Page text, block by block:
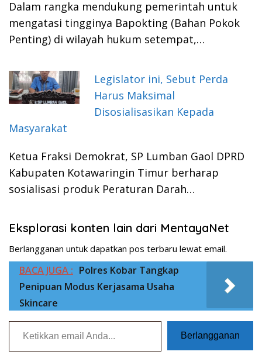
Dalam rangka mendukung pemerintah untuk
mengatasi tingginya Bapokting (Bahan Pokok
Penting) di wilayah hukum setempat,…
Legislator ini, Sebut Perda
Harus Maksimal
Disosialisasikan Kepada
Masyarakat
Ketua Fraksi Demokrat, SP Lumban Gaol DPRD
Kabupaten Kotawaringin Timur berharap
sosialisasi produk Peraturan Darah…
Eksplorasi konten lain dari MentayaNet
Berlangganan untuk dapatkan pos terbaru lewat email.
BACA JUGA : Polres Kobar Tangkap
Penipuan Modus Kerjasama Usaha
Skincare
Ketikkan email Anda...
Berlangganan